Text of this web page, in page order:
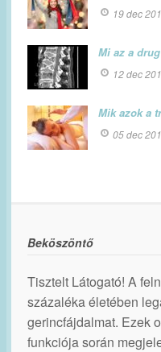
19 dec
Mi az a
12 dec
Mik azok a
05 dec
Beköszöntő
Tisztelt Látogató! A
százaléka életében
gerincfájdalmat. Ezek
funkciója során